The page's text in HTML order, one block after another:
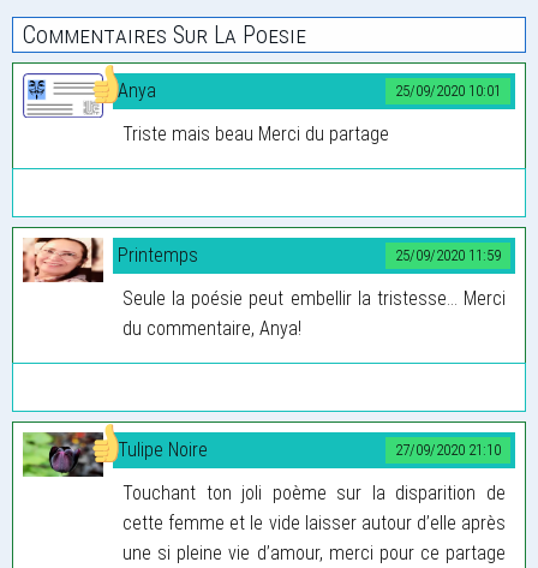
Commentaires Sur La Poesie
25/09/2020 10:01
Anya
Triste mais beau Merci du partage
25/09/2020 11:59
Printemps
Seule la poésie peut embellir la tristesse… Merci
du commentaire, Anya!
27/09/2020 21:10
Tulipe Noire
Touchant ton joli poème sur la disparition de
cette femme et le vide laisser autour d’elle après
une si pleine vie d’amour, merci pour ce partage